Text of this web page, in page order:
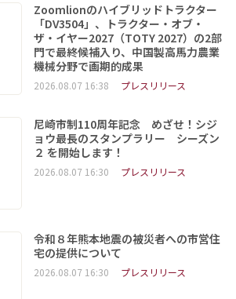
Zoomlionのハイブリッドトラクター
「DV3504」、トラクター・オブ・
ザ・イヤー2027（TOTY 2027）の2部
門で最終候補入り、中国製高馬力農業
機械分野で画期的成果
2026.08.07 16:38 プレスリリース
尼崎市制110周年記念 めざせ！シジ
ョウ最長のスタンプラリー シーズン
２ を開始します！
2026.08.07 16:30 プレスリリース
令和８年熊本地震の被災者への市営住
宅の提供について
2026.08.07 16:30 プレスリリース